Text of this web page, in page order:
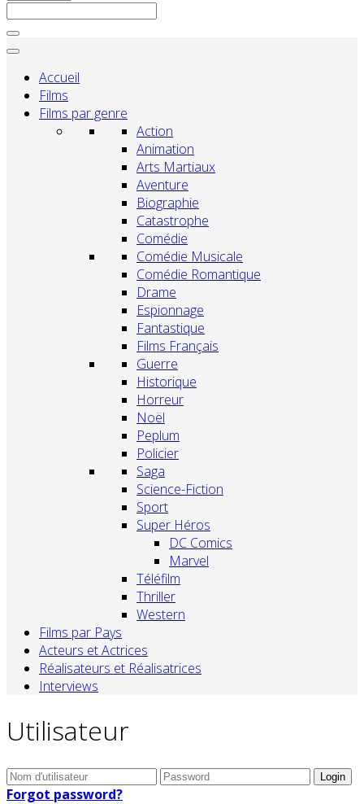
Accueil
Films
Films par genre
Action
Animation
Arts Martiaux
Aventure
Biographie
Catastrophe
Comédie
Comédie Musicale
Comédie Romantique
Drame
Espionnage
Fantastique
Films Français
Guerre
Historique
Horreur
Noël
Peplum
Policier
Saga
Science-Fiction
Sport
Super Héros
DC Comics
Marvel
Téléfilm
Thriller
Western
Films par Pays
Acteurs et Actrices
Réalisateurs et Réalisatrices
Interviews
Utilisateur
Forgot password?